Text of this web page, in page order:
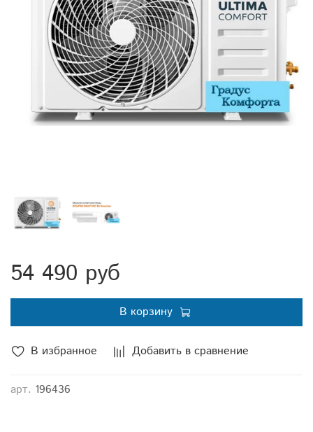
В избранное Добавить в сравнение
арт. 196436
54 490 руб
В корзину